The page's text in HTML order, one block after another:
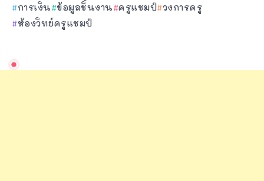
การเงิน ข้อมูลชิ้นงาน ครูแชมป์ วงการครู
ห้องวิทย์ครูแชมป์